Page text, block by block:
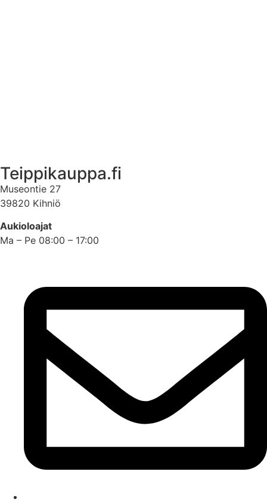
Teippikauppa.fi
Museontie 27
39820 Kihniö
Aukioloajat
Ma – Pe 08:00 – 17:00